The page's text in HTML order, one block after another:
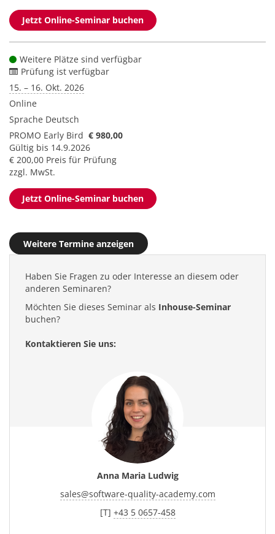
Jetzt Online-Seminar buchen
Weitere Plätze sind verfügbar
Prüfung ist verfügbar
15. – 16. Okt. 2026
Online
Sprache Deutsch
PROMO Early Bird € 980,00
Gültig bis 14.9.2026
€ 200,00 Preis für Prüfung
zzgl. MwSt.
Jetzt Online-Seminar buchen
Weitere Termine anzeigen
Haben Sie Fragen zu oder Interesse an diesem oder
anderen Seminaren?
Möchten Sie dieses Seminar als Inhouse-Seminar
buchen?
Kontaktieren Sie uns:
Anna Maria Ludwig
sales@software-quality-academy.com
[T] +43 5 0657-458